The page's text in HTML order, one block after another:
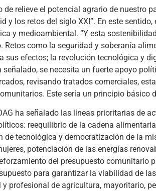
relieve el potencial agrario de nuestro
y los retos del siglo XXI”. En este
y medioambiental. “Y esta
Retos como la seguridad y soberanía
sus efectos; la revolución tecnológica y
se necesita un fuerte apoyo
revisando tratados comerciales,
Este sería un principio básico
ha señalado las líneas prioritarias de
reequilibrio de la cadena
de tecnológica y democratización de la
potenciación de las energías
del presupuesto comunitario
para garantizar la viabilidad de
profesional de agricultura, mayoritario,